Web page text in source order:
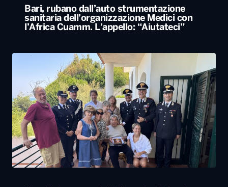
Bari, rubano dall’auto strumentazione
sanitaria dell’organizzazione Medici con
l’Africa Cuamm. L’appello: “Aiutateci”